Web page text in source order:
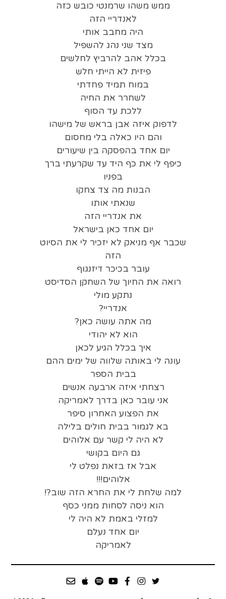
ממש משהו שרמנטי כובש כזה
לאנדריי הזה
היה מחבב אותי
מצד שני נהג להשפיל
בכלל אהב להרביץ לחלשים
פיזית לא הייתי חלש
במוח תמיד פחדתי
לשחרר את החיה
ללכת עד הסוף
לדפוק איזה אבן בראש של מישהו
והם היו כאלה בלי מחסום
יום אחד בהפסקה בין שיעורים
כיפף לי את כף היד עד שקרעתי ברך
בפניו
הבנות מה צד צחקו
שנאתי אותו
את אנדריי הזה
יום אחד כאן בישראל
שכבר אף מניאק לא יזכיר לי את הסיוט
הזה
עובר בכיכר דיזנגוף
רואה את החיוך של השחקן הסדיסט
נתקע מולי
אנדריי?
מה אתה עושה כאן?
הוא לא יהודי
איך בכלל הגיע לכאן
עונה לי באותה שלווה של ימים ההם
בבית הספר
רצחתי איזה ארבעה אנשים
אני עובר כאן בדרך לאמריקה
את הפצוע האחרון סיפר
בא לגמור בבית חולים בלילה
לא היה לי קשר עם אלוהים
גם היום בקושי
אבל אז בזאת נפלט לי
אלוהים!!!
למה שלחת לי את החרא הזה שוב?!
הוא ניסה לסחות ממני כסף
למזלי באמת לא היה לי
יום אחד נעלם
לאמריקה